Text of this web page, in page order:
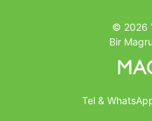
© 2026
Bir
Tel &